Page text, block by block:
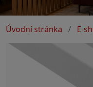
Úvodní stránka E-